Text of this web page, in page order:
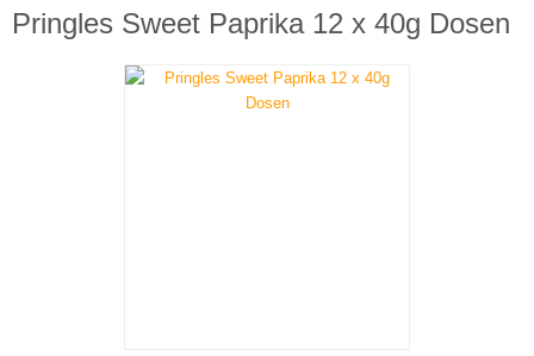
Pringles Sweet Paprika 12 x 40g Dosen